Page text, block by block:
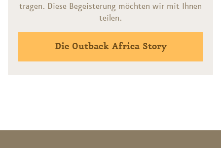
tragen. Diese Begeisterung möchten wir mit Ihnen
teilen.
Die Outback Africa Story